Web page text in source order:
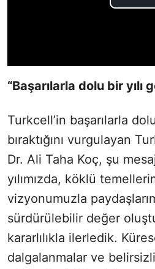
“Başarılarla dolu bir yılı
Turkcell’in başarılarla
bıraktığını vurgulayan
Dr. Ali Taha Koç, şu
yılımızda, köklü
vizyonumuzla
sürdürülebilir değer
kararlılıkla ilerledik.
dalgalanmalar ve